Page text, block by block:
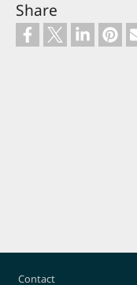
Share
Footer
Contact